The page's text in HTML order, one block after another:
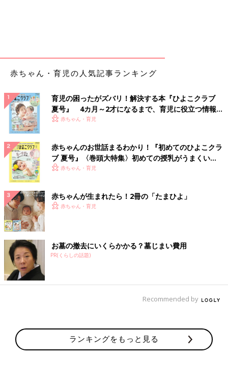
赤ちゃん・育児の人気記事ランキング
育児の困ったがズバリ！解決する本『ひよこクラブ
夏号』 4カ月～2才になるまで、育児に役立つ情報が
いっぱい！
赤ちゃん・育児
赤ちゃんのお世話まるわかり！『初めてのひよこクラ
ブ 夏号』〈巻頭大特集〉初めての授乳がうまくい
く！ おっぱい・ミルクの基本と夏のトラブル 解決テ
赤ちゃん・育児
赤ちゃんが生まれたら！2冊の「たまひよ」
赤ちゃん・育児
お墓の撤去にいくらかかる？墓じまい費用
PR(くらしの話題)
Recommended by
ランキングをもっと見る